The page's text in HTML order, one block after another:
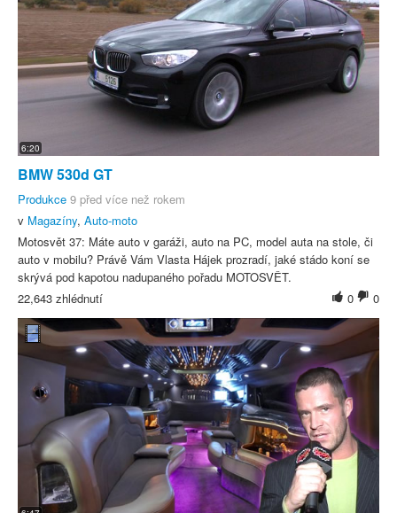
6:20
BMW 530d GT
Produkce 9 před více než rokem
v Magazíny, Auto-moto
Motosvět 37: Máte auto v garáži, auto na PC, model auta na stole, či
auto v mobilu? Právě Vám Vlasta Hájek prozradí, jaké stádo koní se
skrývá pod kapotou nadupaného pořadu MOTOSVĚT.
0
0
22,643 zhlédnutí